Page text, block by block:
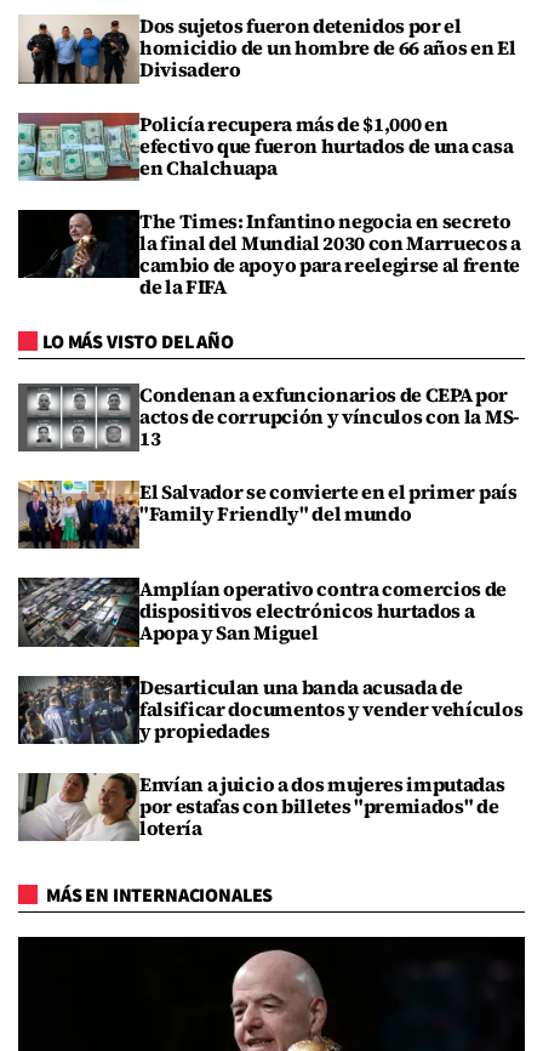
Dos sujetos fueron detenidos por el
homicidio de un hombre de 66 años en El
Divisadero
Policía recupera más de $1,000 en
efectivo que fueron hurtados de una casa
en Chalchuapa
The Times: Infantino negocia en secreto
la final del Mundial 2030 con Marruecos a
cambio de apoyo para reelegirse al frente
de la FIFA
LO MÁS VISTO DEL AÑO
Condenan a exfuncionarios de CEPA por
actos de corrupción y vínculos con la MS-
13
El Salvador se convierte en el primer país
"Family Friendly" del mundo
Amplían operativo contra comercios de
dispositivos electrónicos hurtados a
Apopa y San Miguel
Desarticulan una banda acusada de
falsificar documentos y vender vehículos
y propiedades
Envían a juicio a dos mujeres imputadas
por estafas con billetes "premiados" de
lotería
MÁS EN INTERNACIONALES